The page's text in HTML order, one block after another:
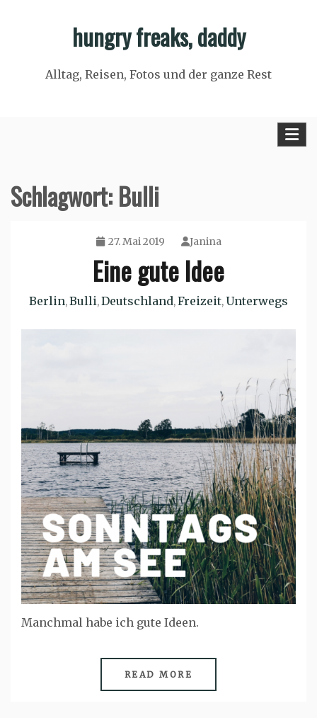
hungry freaks, daddy
Alltag, Reisen, Fotos und der ganze Rest
Schlagwort:Bulli
27. Mai 2019 Janina
Eine gute Idee
Berlin,Bulli,Deutschland,Freizeit, Unterwegs
Manchmal habe ich gute Ideen.
READ MORE